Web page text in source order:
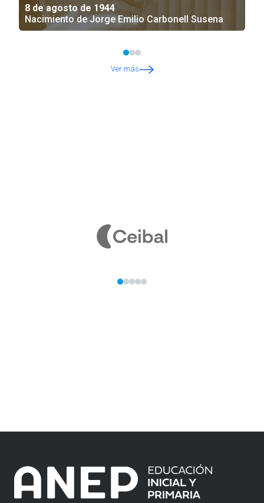
8 de agosto de 1944
Nacimiento de Jorge Emilio Carbonell Susena
Ver más